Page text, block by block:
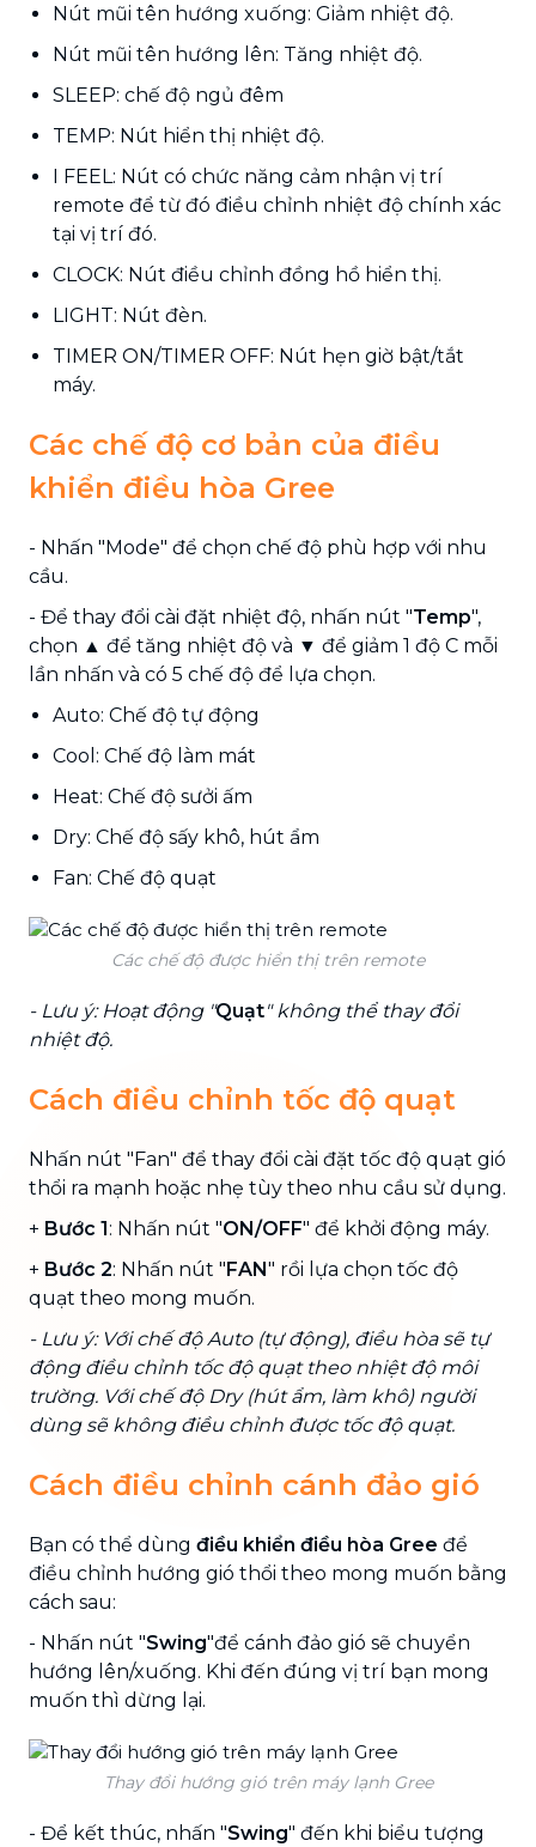
Nút mũi tên hướng xuống: Giảm nhiệt độ.
Nút mũi tên hướng lên: Tăng nhiệt độ.
SLEEP: chế độ ngủ đêm
TEMP: Nút hiển thị nhiệt độ.
I FEEL: Nút có chức năng cảm nhận vị trí
remote để từ đó điều chỉnh nhiệt độ chính xác
tại vị trí đó.
CLOCK: Nút điều chỉnh đồng hồ hiển thị.
LIGHT: Nút đèn.
TIMER ON/TIMER OFF: Nút hẹn giờ bật/tắt
máy.
Các chế độ cơ bản của điều
khiển điều hòa Gree
- Nhấn "Mode" để chọn chế độ phù hợp với nhu
cầu.
- Để thay đổi cài đặt nhiệt độ, nhấn nút "Temp",
chọn ▲ để tăng nhiệt độ và ▼ để giảm 1 độ C mỗi
lần nhấn và có 5 chế độ để lựa chọn.
Auto: Chế độ tự động
Cool: Chế độ làm mát
Heat: Chế độ sưởi ấm
Dry: Chế độ sấy khô, hút ẩm
Fan: Chế độ quạt
Các chế độ được hiển thị trên remote
- Lưu ý: Hoạt động "Quạt" không thể thay đổi
nhiệt độ.
Cách điều chỉnh tốc độ quạt
Nhấn nút "Fan" để thay đổi cài đặt tốc độ quạt gió
thổi ra mạnh hoặc nhẹ tùy theo nhu cầu sử dụng.
+ Bước 1: Nhấn nút "ON/OFF" để khởi động máy.
+ Bước 2: Nhấn nút "FAN" rồi lựa chọn tốc độ
quạt theo mong muốn.
- Lưu ý: Với chế độ Auto (tự động), điều hòa sẽ tự
động điều chỉnh tốc độ quạt theo nhiệt độ môi
trường. Với chế độ Dry (hút ẩm, làm khô) người
dùng sẽ không điều chỉnh được tốc độ quạt.
Cách điều chỉnh cánh đảo gió
Bạn có thể dùng điều khiển điều hòa Gree để
điều chỉnh hướng gió thổi theo mong muốn bằng
cách sau:
- Nhấn nút "Swing"để cánh đảo gió sẽ chuyển
hướng lên/xuống. Khi đến đúng vị trí bạn mong
muốn thì dừng lại.
Thay đổi hướng gió trên máy lạnh Gree
- Để kết thúc, nhấn "Swing" đến khi biểu tượng